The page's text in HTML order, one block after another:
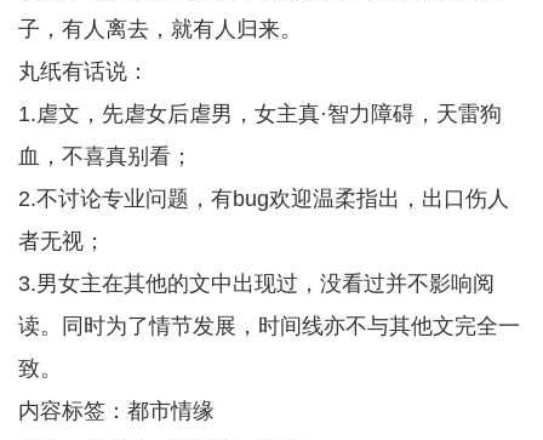
子，有人离去，就有人归来。
丸纸有话说：
1.虐文，先虐女后虐男，女主真·智力障碍，天雷狗
血，不喜真别看；
2.不讨论专业问题，有bug欢迎温柔指出，出口伤人
者无视；
3.男女主在其他的文中出现过，没看过并不影响阅
读。同时为了情节发展，时间线亦不与其他文完全一
致。
内容标签：都市情缘